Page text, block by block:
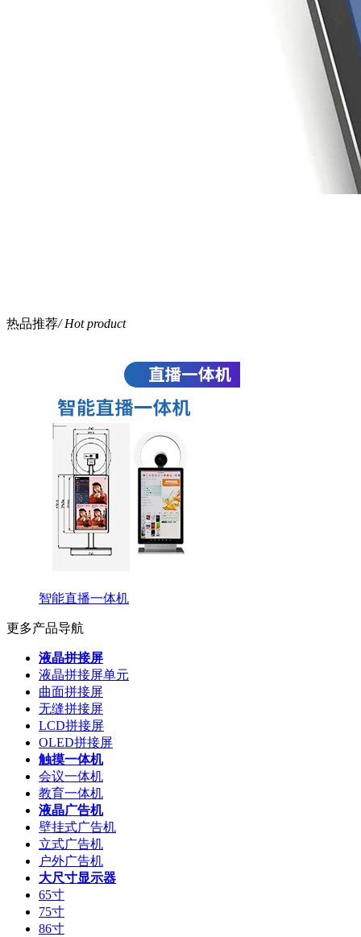
热品推荐/ Hot product
智能直播一体机
更多产品导航
液晶拼接屏
液晶拼接屏单元
曲面拼接屏
无缝拼接屏
LCD拼接屏
OLED拼接屏
触摸一体机
会议一体机
教育一体机
液晶广告机
壁挂式广告机
立式广告机
户外广告机
大尺寸显示器
65寸
75寸
86寸